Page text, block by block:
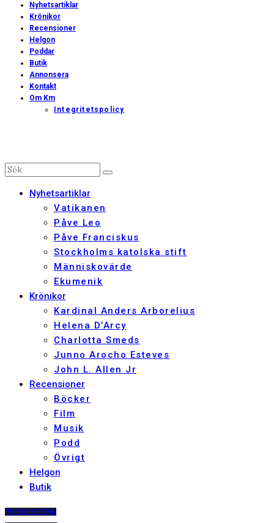
Nyhetsartiklar
Krönikor
Recensioner
Helgon
Poddar
Butik
Annonsera
Kontakt
Om Km
Integritetspolicy
Nyhetsartiklar
Vatikanen
Påve Leo
Påve Franciskus
Stockholms katolska stift
Människovärde
Ekumenik
Krönikor
Kardinal Anders Arborelius
Helena D’Arcy
Charlotta Smeds
Junno Arocho Esteves
John L. Allen Jr
Recensioner
Böcker
Film
Musik
Podd
Övrigt
Helgon
Butik
PRENUMERERA